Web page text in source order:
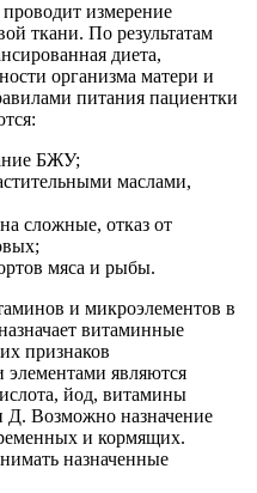
измерение
ткани. По результатам
диета,
организма матери и
питания пациентки
БЖУ;
маслами,
сложные, отказ от
мяса и рыбы.
и микроэлементов в
витаминные
признаков
являются
йод, витамины
Возможно назначение
и кормящих.
назначенные